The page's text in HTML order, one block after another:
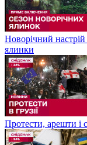
Новорічний
ялинки
Протести, арешти і